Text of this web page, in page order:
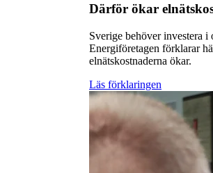
Därför ökar
Sverige behöver investera i
Energiföretagen förklarar
elnätskostnaderna ökar.
Läs förklaringen